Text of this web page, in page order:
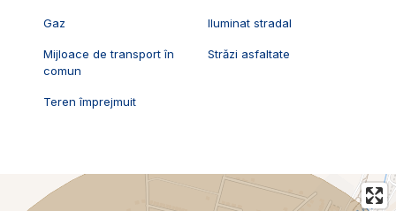
Gaz Iluminat stradal
Mijloace de transport în
comun
Străzi asfaltate
Teren împrejmuit